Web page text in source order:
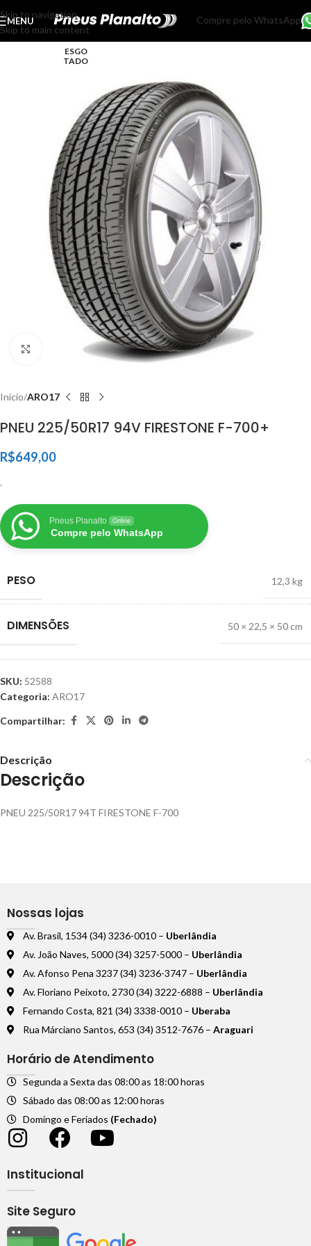
Skip to navigation
Skip to main content
MENU Compre pelo WhatsApp
ESGO
TADO
Clique para ampliar
Início ARO17
PNEU 225/50R17 94V FIRESTONE F-700+
R$649,00
.
Pneus Planalto Online
Compre pelo WhatsApp
PESO 12,3 kg
DIMENSÕES 50 × 22,5 × 50 cm
SKU: 52588
Categoria: ARO17
Compartilhar:
Descrição
Descrição
PNEU 225/50R17 94T FIRESTONE F-700
Nossas lojas
Av. Brasil, 1534 (34) 3236-0010 – Uberlândia
Av. João Naves, 5000 (34) 3257-5000 – Uberlândia
Av. Afonso Pena 3237 (34) 3236-3747 – Uberlândia
Av. Floriano Peixoto, 2730 (34) 3222-6888 – Uberlândia
Fernando Costa, 821 (34) 3338-0010 – Uberaba
Rua Márciano Santos, 653 (34) 3512-7676 – Araguari
Horário de Atendimento
Segunda a Sexta das 08:00 as 18:00 horas
Sábado das 08:00 as 12:00 horas
Domingo e Feriados (Fechado)
Institucional
Site Seguro